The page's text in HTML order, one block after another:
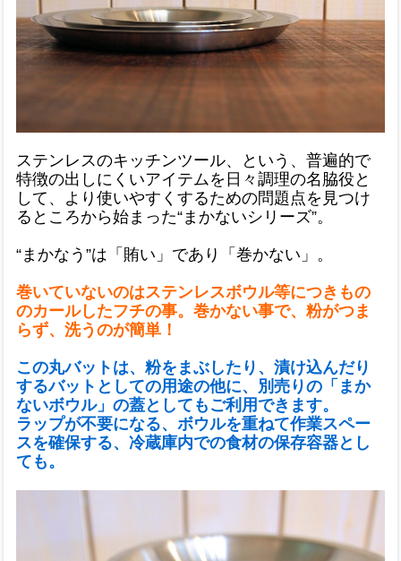
ステンレスのキッチンツール、という、普遍的で
特徴の出しにくいアイテムを日々調理の名脇役と
して、より使いやすくするための問題点を見つけ
るところから始まった“まかないシリーズ”。
“まかなう”は「賄い」であり「巻かない」。
巻いていないのはステンレスボウル等につきもの
のカールしたフチの事。巻かない事で、粉がつま
らず、洗うのが簡単！
この丸バットは、粉をまぶしたり、漬け込んだり
するバットとしての用途の他に、別売りの「まか
ないボウル」の蓋としてもご利用できます。
ラップが不要になる、ボウルを重ねて作業スペー
スを確保する、冷蔵庫内での食材の保存容器とし
ても。